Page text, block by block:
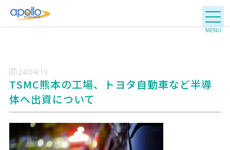
24/04/19
TSMC熊本の工場、トヨタ自動車など半導
体へ出資について